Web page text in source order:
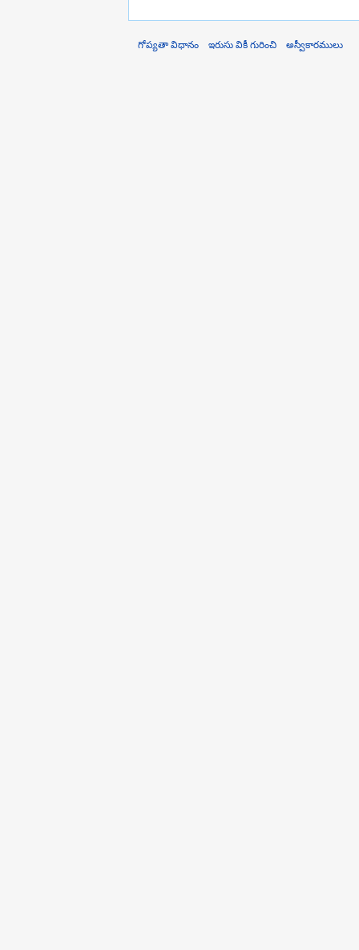
గోప్యతా విధానం ఇరుసు వికీ గురించి అస్వీకారములు